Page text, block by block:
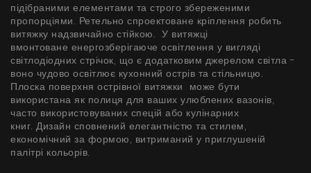
Nortberg Тихий Дім
Витяжки з турбіною на даху будинку
Nortberg Тиха Кухня
Витяжки з турбіною за межами кухнної кімнати
FAQ - часті питання
БАЧИТИ ВСЕ
підібраними елементами та строго збереженими
пропорціями. Ретельно спроектоване кріплення робить
витяжку надзвичайно стійкою. У витяжці
вмонтоване енергозберігаюче освітлення у вигляді
світлодіодних стрічок, що є додатковим джерелом світла -
воно чудово освітлює кухонний острів та стільницю.
Плоска поверхня острівної витяжки може бути
використана як полиця для ваших улюблених вазонів,
часто використовуваних спецій або кулінарних
книг. Дизайн сповнений елегантністю та стилем,
економічний за формою, витриманий у приглушеній
палітрі кольорів.